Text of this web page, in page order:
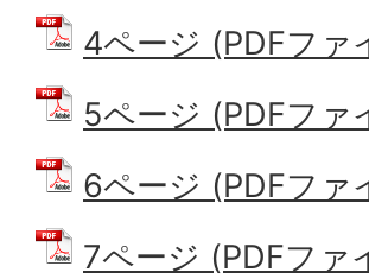
4ページ (PDFファ
5ページ (PDFファ
6ページ (PDFファ
7ページ (PDFファ